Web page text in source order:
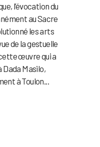
l’évocation du
au Sacre
les arts
de la gestuelle
œuvre qui a
Masilo,
à Toulon...